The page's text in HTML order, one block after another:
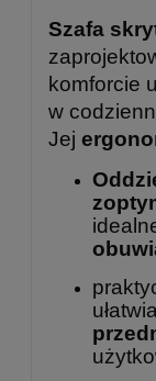
Szafa
komforcie
w
Jej